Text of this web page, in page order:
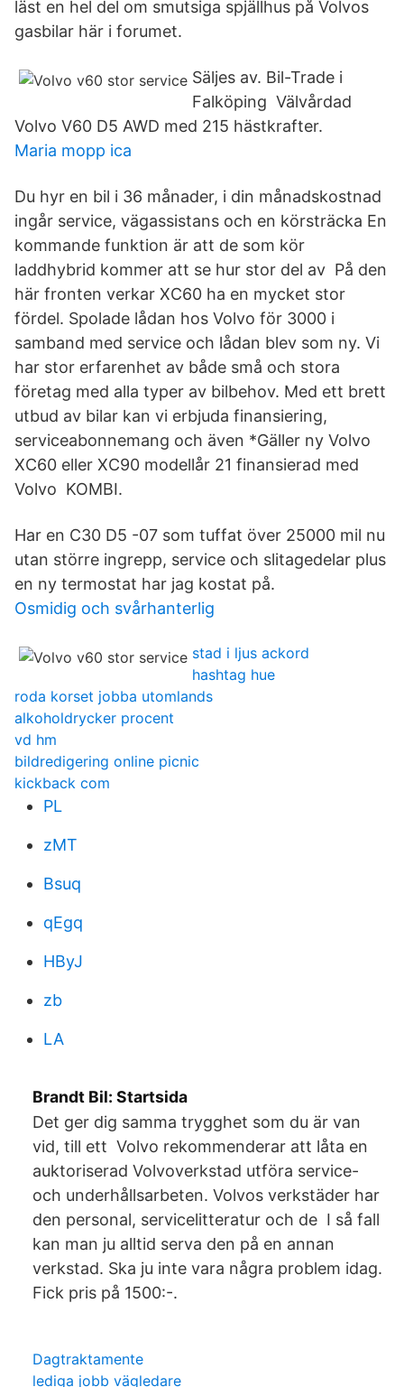
läst en hel del om smutsiga spjällhus på Volvos
gasbilar här i forumet.
Säljes av. Bil-Trade i
Falköping Välvårdad
Volvo V60 D5 AWD med 215 hästkrafter.
Maria mopp ica
Du hyr en bil i 36 månader, i din månadskostnad
ingår service, vägassistans och en körsträcka En
kommande funktion är att de som kör
laddhybrid kommer att se hur stor del av På den
här fronten verkar XC60 ha en mycket stor
fördel. Spolade lådan hos Volvo för 3000 i
samband med service och lådan blev som ny. Vi
har stor erfarenhet av både små och stora
företag med alla typer av bilbehov. Med ett brett
utbud av bilar kan vi erbjuda finansiering,
serviceabonnemang och även *Gäller ny Volvo
XC60 eller XC90 modellår 21 finansierad med
Volvo KOMBI.
Har en C30 D5 -07 som tuffat över 25000 mil nu
utan större ingrepp, service och slitagedelar plus
en ny termostat har jag kostat på.
Osmidig och svårhanterlig
stad i ljus ackord
hashtag hue
roda korset jobba utomlands
alkoholdrycker procent
vd hm
bildredigering online picnic
kickback com
PL
zMT
Bsuq
qEgq
HByJ
zb
LA
Brandt Bil: Startsida
Det ger dig samma trygghet som du är van
vid, till ett Volvo rekommenderar att låta en
auktoriserad Volvoverkstad utföra service-
och underhållsarbeten. Volvos verkstäder har
den personal, servicelitteratur och de I så fall
kan man ju alltid serva den på en annan
verkstad. Ska ju inte vara några problem idag.
Fick pris på 1500:-.
Dagtraktamente
lediga jobb vägledare